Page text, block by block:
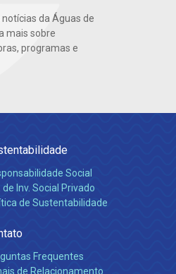
da Águas de
mais sobre
programas e
Social
de Inv. Social Privado
de Sustentabilidade
Frequentes
de Relacionamento